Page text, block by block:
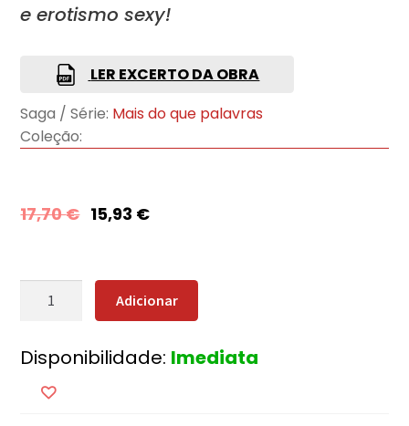
e erotismo sexy!
LER EXCERTO DA OBRA
Saga / Série: Mais do que palavras
Coleção:
17,70€ 15,93 €
Quantidade
Do
Que
Amar
Adicionar
Disponibilidade: Imediata